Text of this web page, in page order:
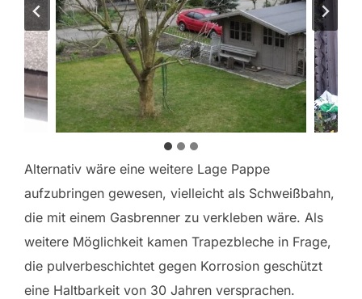
Alternativ wäre eine weitere Lage Pappe
aufzubringen gewesen, vielleicht als Schweißbahn,
die mit einem Gasbrenner zu verkleben wäre. Als
weitere Möglichkeit kamen Trapezbleche in Frage,
die pulverbeschichtet gegen Korrosion geschützt
eine Haltbarkeit von 30 Jahren versprachen.